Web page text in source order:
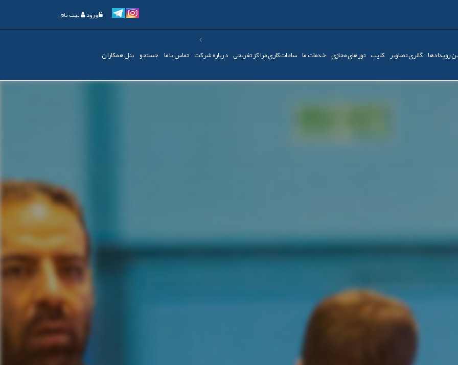
ورود ثبت نام
رویدادها گالری تصاویر کليپ تورهای مجازی خدمات ما ساعات‌کاری مراکز تفریحی درباره شرکت تماس با ما جستجو پنل همکاران